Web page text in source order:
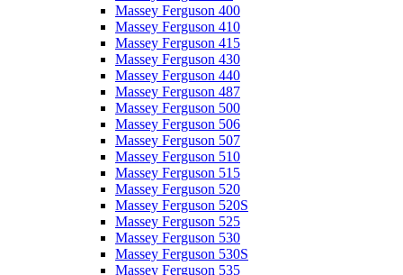
Massey Ferguson 400
Massey Ferguson 410
Massey Ferguson 415
Massey Ferguson 430
Massey Ferguson 440
Massey Ferguson 487
Massey Ferguson 500
Massey Ferguson 506
Massey Ferguson 507
Massey Ferguson 510
Massey Ferguson 515
Massey Ferguson 520
Massey Ferguson 520S
Massey Ferguson 525
Massey Ferguson 530
Massey Ferguson 530S
Massey Ferguson 535